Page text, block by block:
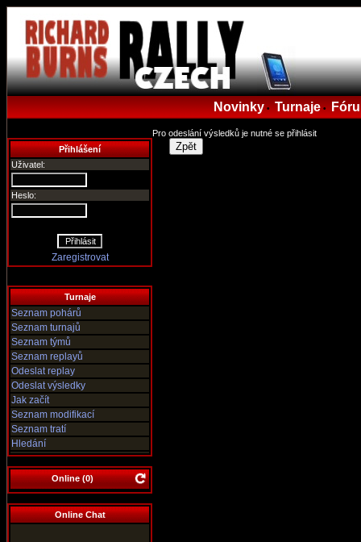
Novinky• Turnaje•
Přihlášení
Uživatel:
Heslo:
Zaregistrovat
Turnaje
Seznam pohárů
Seznam turnajů
Seznam týmů
Seznam replayů
Odeslat replay
Odeslat výsledky
Jak začít
Seznam modifikací
Seznam tratí
Hledání
Online (0)
Online Chat
Pro odeslání výsledků je nutné se přihlásit
Zpět